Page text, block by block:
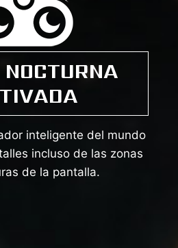
inteligente del mundo
incluso de las zonas
de la pantalla.